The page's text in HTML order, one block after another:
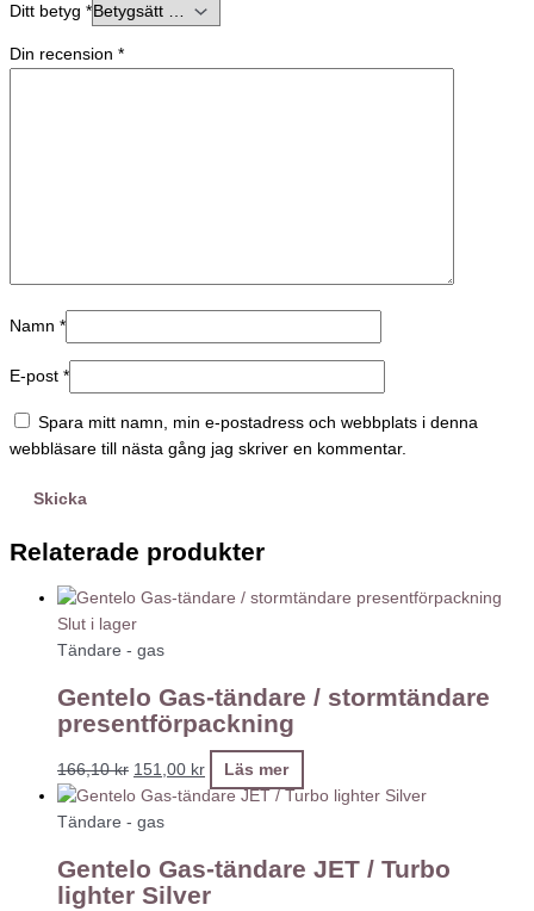
Ditt betyg *
Din recension *
Namn *
E-post *
Spara mitt namn, min e-postadress och webbplats i denna
webbläsare till nästa gång jag skriver en kommentar.
Relaterade produkter
Slut i lager
Tändare - gas
Gentelo Gas-tändare / stormtändare
presentförpackning
166,10kr 151,00 kr Läs mer
Tändare - gas
Gentelo Gas-tändare JET / Turbo
lighter Silver